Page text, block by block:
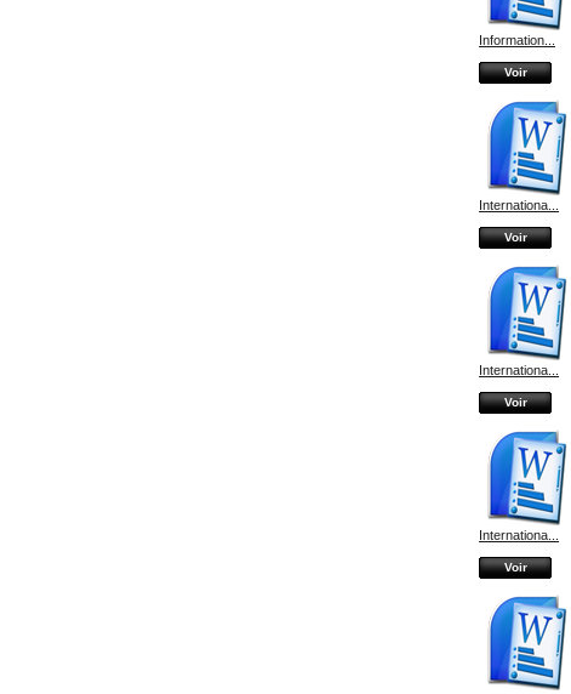
Information...
Voir
Internationa...
Voir
Internationa...
Voir
Internationa...
Voir